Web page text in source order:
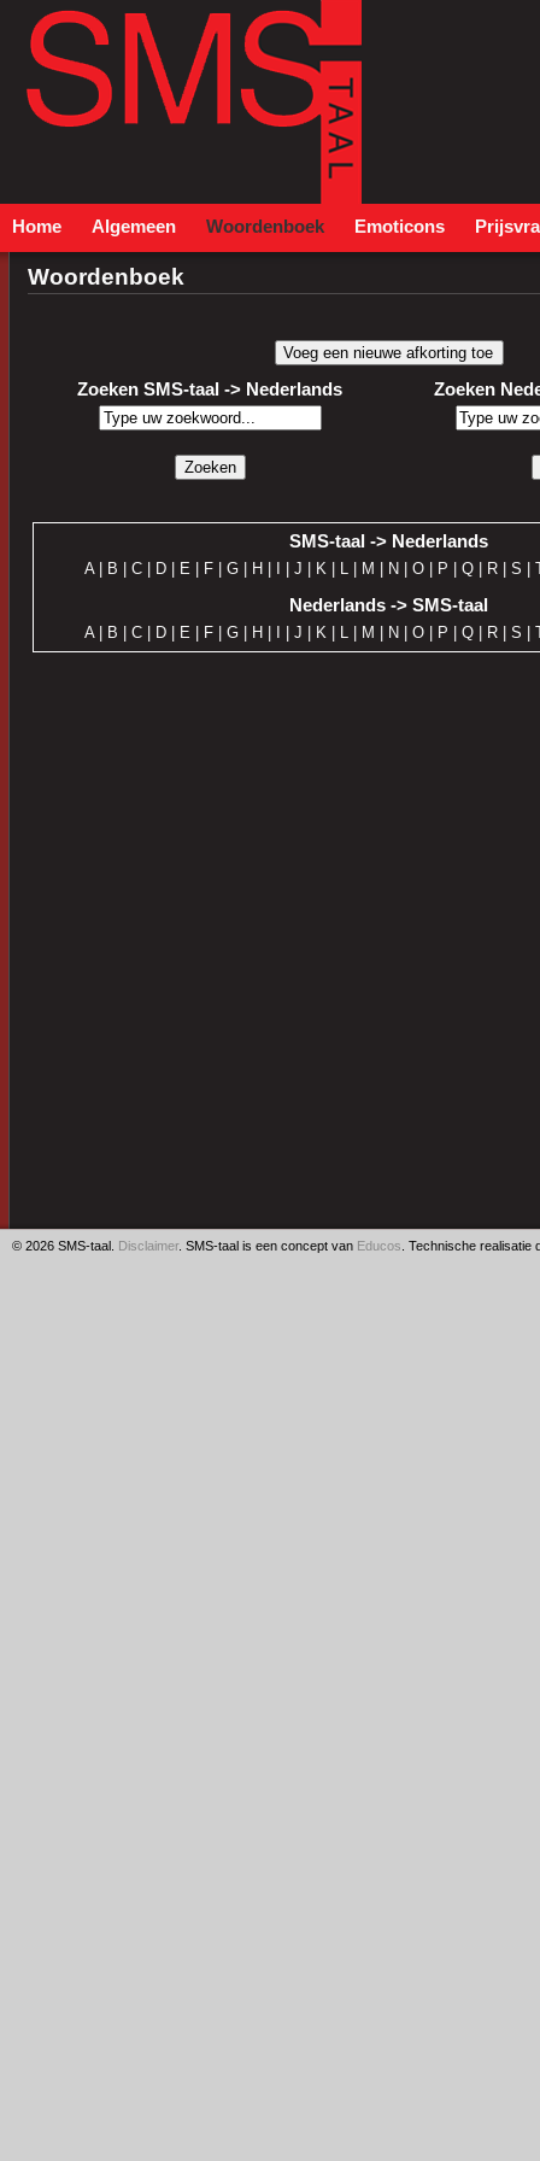
Home Algemeen Woordenboek Emoticons
Woordenboek
Zoeken SMS-taal -> Nederlands Zoeken
SMS-taal -> Nederlands
A | B |C | D | E | F |G | H | I |J | K | L | M | N |O | P |Q | R |S |
Nederlands -> SMS-taal
A | B |C | D | E | F |G | H | I |J | K | L | M | N |O | P |Q | R |S |
© 2026 SMS-taal. Disclaimer. SMS-taal is een concept van Educos . Technische realisatie